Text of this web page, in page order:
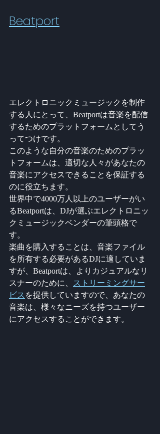
Beatport
エレクトロニックミュージックを制作
する人にとって、Beatportは音楽を配信
するためのプラットフォームとしてう
ってつけです。
このような自分の音楽のためのプラッ
トフォームは、適切な人々があなたの
音楽にアクセスできることを保証する
のに役立ちます。
世界中で4000万人以上のユーザーがい
るBeatportは、DJが選ぶエレクトロニッ
クミュージックベンダーの筆頭格で
す。
楽曲を購入することは、音楽ファイル
を所有する必要があるDJに適していま
すが、Beatportは、よりカジュアルなリ
スナーのために、
ストリーミングサー
ビス を提供していますので、あなたの
音楽は、様々なニーズを持つユーザー
にアクセスすることができます。